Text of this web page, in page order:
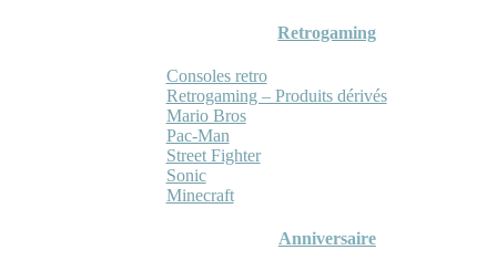
Retrogaming
Consoles retro
Retrogaming – Produits dérivés
Mario Bros
Pac-Man
Street Fighter
Sonic
Minecraft
Anniversaire